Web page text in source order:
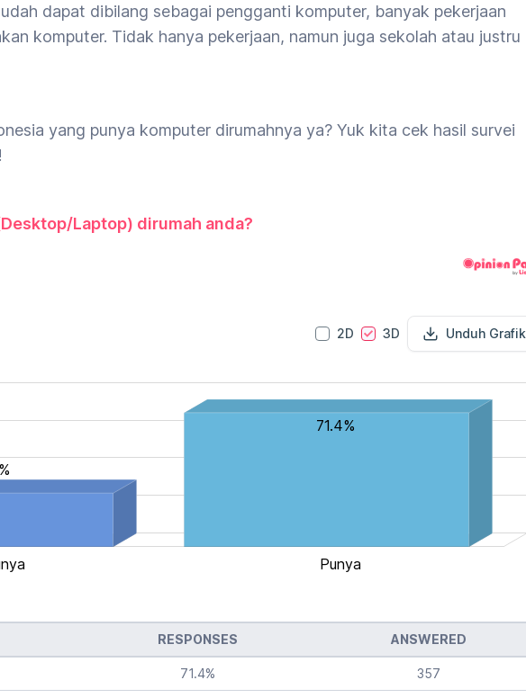
dapat dibilang sebagai pengganti komputer, banyak pekerjaan
komputer. Tidak hanya pekerjaan, namun juga sekolah atau justru
yang punya komputer dirumahnya ya? Yuk kita cek hasil survei
Laptop) dirumah anda?
2D 3D Unduh Grafik
71.4%
Punya
RESPONSES ANSWERED
71.4% 357